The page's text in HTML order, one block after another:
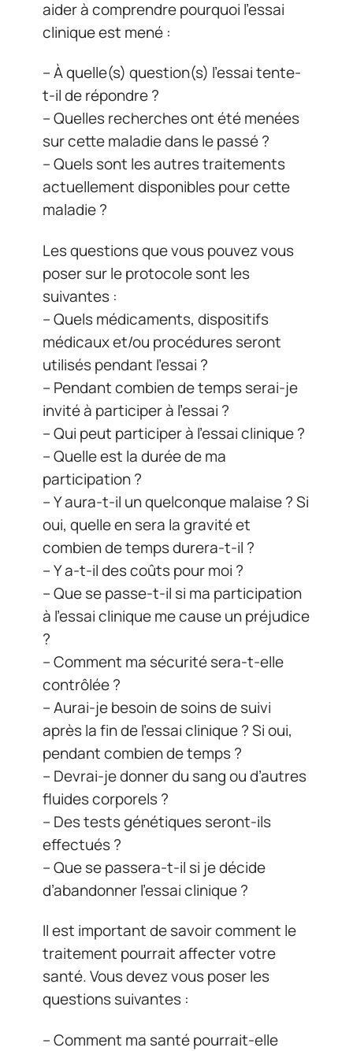
aider à comprendre pourquoi l’essai
clinique est mené :
– À quelle(s) question(s) l’essai tente-
t-il de répondre ?
– Quelles recherches ont été menées
sur cette maladie dans le passé ?
– Quels sont les autres traitements
actuellement disponibles pour cette
maladie ?
Les questions que vous pouvez vous
poser sur le protocole sont les
suivantes :
– Quels médicaments, dispositifs
médicaux et/ou procédures seront
utilisés pendant l’essai ?
– Pendant combien de temps serai-je
invité à participer à l’essai ?
– Qui peut participer à l’essai clinique ?
– Quelle est la durée de ma
participation ?
– Y aura-t-il un quelconque malaise ? Si
oui, quelle en sera la gravité et
combien de temps durera-t-il ?
– Y a-t-il des coûts pour moi ?
– Que se passe-t-il si ma participation
à l’essai clinique me cause un préjudice
?
– Comment ma sécurité sera-t-elle
contrôlée ?
– Aurai-je besoin de soins de suivi
après la fin de l’essai clinique ? Si oui,
pendant combien de temps ?
– Devrai-je donner du sang ou d’autres
fluides corporels ?
– Des tests génétiques seront-ils
effectués ?
– Que se passera-t-il si je décide
d’abandonner l’essai clinique ?
Il est important de savoir comment le
traitement pourrait affecter votre
santé. Vous devez vous poser les
questions suivantes :
– Comment ma santé pourrait-elle